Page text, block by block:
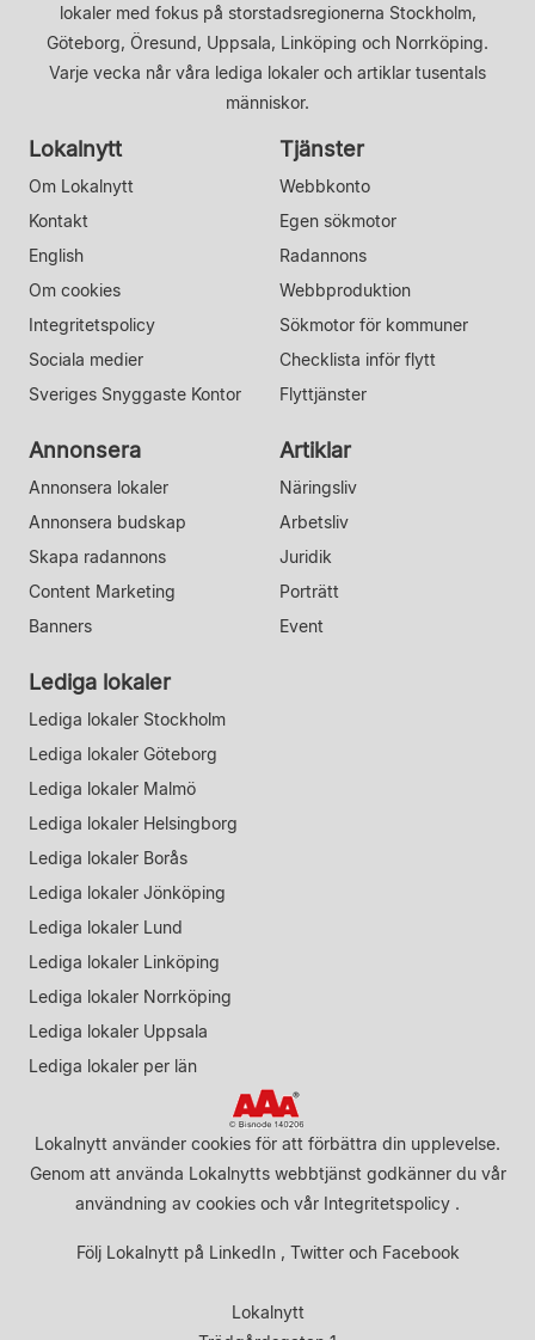
lokaler med fokus på storstadsregionerna Stockholm,
Göteborg, Öresund, Uppsala, Linköping och Norrköping.
Varje vecka når våra lediga lokaler och artiklar tusentals
människor.
Lokalnytt
Om Lokalnytt
Kontakt
English
Om cookies
Integritetspolicy
Sociala medier
Sveriges Snyggaste Kontor
Tjänster
Webbkonto
Egen sökmotor
Radannons
Webbproduktion
Sökmotor för kommuner
Checklista inför flytt
Flyttjänster
Annonsera
Annonsera lokaler
Annonsera budskap
Skapa radannons
Content Marketing
Banners
Artiklar
Näringsliv
Arbetsliv
Juridik
Porträtt
Event
Lediga lokaler
Lediga lokaler Stockholm
Lediga lokaler Göteborg
Lediga lokaler Malmö
Lediga lokaler Helsingborg
Lediga lokaler Borås
Lediga lokaler Jönköping
Lediga lokaler Lund
Lediga lokaler Linköping
Lediga lokaler Norrköping
Lediga lokaler Uppsala
Lediga lokaler per län
Lokalnytt använder cookies för att förbättra din upplevelse.
Genom att använda Lokalnytts webbtjänst godkänner du vår
användning av cookies och vår Integritetspolicy .
Följ Lokalnytt på LinkedIn, Twitteroch Facebook
Lokalnytt